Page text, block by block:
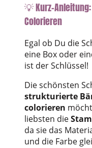
💡 Kurz-
Colorieren
Egal ob Du die
eine Box oder
ist der Schlüssel!
Die schönsten
strukturierte
colorieren
liebsten die
da sie das
und die Farbe